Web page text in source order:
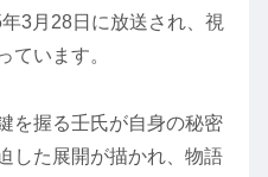
3月28日に放送され、視
ています。
を握る壬氏が自身の秘密
した展開が描かれ、物語